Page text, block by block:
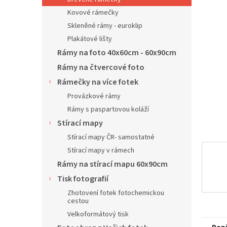
n
Kovové rámečky
Skleněné rámy - euroklip
Plakátové lišty
Rámy na foto 40x60cm - 60x90cm
Rámy na čtvercové foto
Rámečky na více fotek
Provázkové rámy
Rámy s paspartovou koláží
Stírací mapy
Stírací mapy ČR- samostatné
Stírací mapy v rámech
Rámy na stírací mapu 60x90cm
Tisk fotografií
Zhotovení fotek fotochemickou
cestou
Velkoformátový tisk